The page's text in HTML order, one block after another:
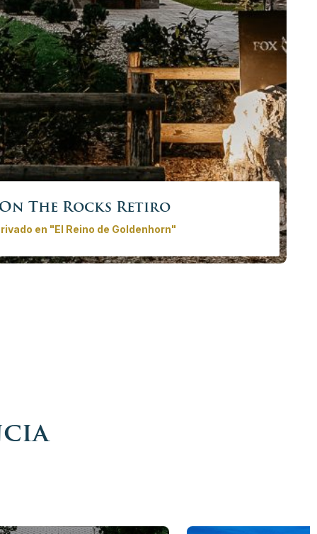
The Rocks Retiro
en "El Reino de Goldenhorn"
entorno del Lago Bohinj en Eslovenia y permita que